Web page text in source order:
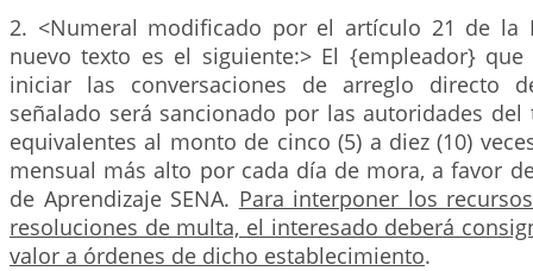
2. <Numeral modificado por el artículo 21 de la
nuevo texto es el siguiente:> El {empleador}
iniciar las conversaciones de arreglo directo
señalado será sancionado por las autoridades
equivalentes al monto de cinco (5) a diez (10)
mensual más alto por cada día de mora, a favor
de Aprendizaje SENA. Para interponer los
resoluciones de multa, el interesado deberá
valor a órdenes de dicho establecimiento.